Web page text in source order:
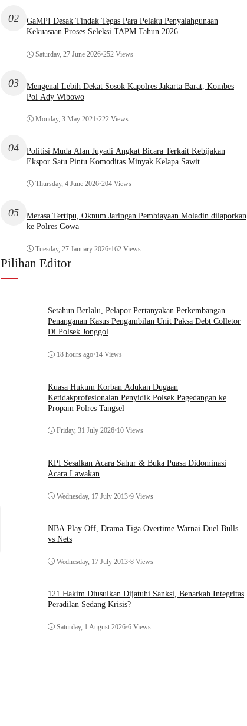
02
GaMPI Desak Tindak Tegas Para Pelaku Penyalahgunaan
Kekuasaan Proses Seleksi TAPM Tahun 2026
Saturday, 27 June 2026•252 Views
03
Mengenal Lebih Dekat Sosok Kapolres Jakarta Barat, Kombes
Pol Ady Wibowo
Monday, 3 May 2021•222 Views
04
Politisi Muda Alan Juyadi Angkat Bicara Terkait Kebijakan
Ekspor Satu Pintu Komoditas Minyak Kelapa Sawit
Thursday, 4 June 2026•204 Views
05
Merasa Tertipu, Oknum Jaringan Pembiayaan Moladin dilaporkan
ke Polres Gowa
Tuesday, 27 January 2026•162 Views
Pilihan Editor
Setahun Berlalu, Pelapor Pertanyakan Perkembangan
Penanganan Kasus Pengambilan Unit Paksa Debt Colletor
Di Polsek Jonggol
18 hours ago•14 Views
Kuasa Hukum Korban Adukan Dugaan
Ketidakprofesionalan Penyidik Polsek Pagedangan ke
Propam Polres Tangsel
Friday, 31 July 2026•10 Views
KPI Sesalkan Acara Sahur & Buka Puasa Didominasi
Acara Lawakan
Wednesday, 17 July 2013•9 Views
NBA Play Off, Drama Tiga Overtime Warnai Duel Bulls
vs Nets
Wednesday, 17 July 2013•8 Views
121 Hakim Diusulkan Dijatuhi Sanksi, Benarkah Integritas
Peradilan Sedang Krisis?
Saturday, 1 August 2026•6 Views